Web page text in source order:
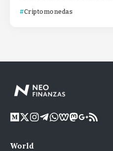
Criptomonedas
World